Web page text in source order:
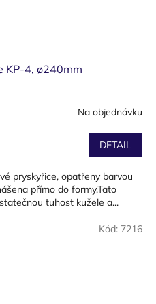
KP-4, ø240mm
Na objednávku
DETAIL
pryskyřice, opatřeny barvou
přímo do formy.Tato
tuhost kužele a...
Kód: 7216